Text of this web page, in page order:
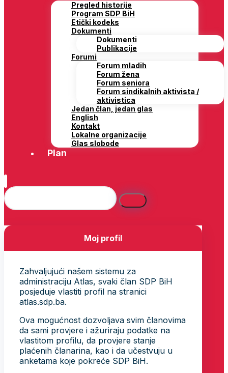
Pregled historije
Program SDP BiH
Etički kodeks
Dokumenti
Dokumenti
Publikacije
Forumi
Forum mladih
Forum žena
Forum seniora
Forum sindikalnih aktivista /
aktivistica
Jedan član, jedan glas
English
Kontakt
Lokalne organizacije
Glas slobode
Plan
Moj profil
Zahvaljujući našem sistemu za
administraciju Atlas, svaki član SDP BiH
posjeduje vlastiti profil na stranici
atlas.sdp.ba.
Ova mogućnost dozvoljava svim članovima
da sami provjere i ažuriraju podatke na
vlastitom profilu, da provjere stanje
plaćenih članarina, kao i da učestvuju u
anketama koje pokreće SDP BiH.